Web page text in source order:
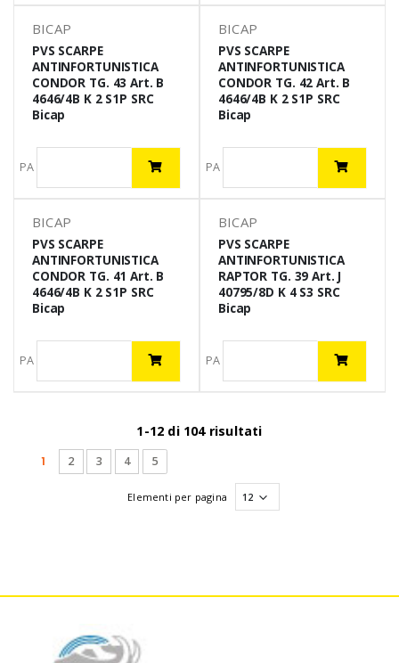
BICAP
PVS SCARPE
ANTINFORTUNISTICA
CONDOR TG. 43 Art. B
4646/4B K 2 S1P SRC
Bicap
PA
BICAP
PVS SCARPE
ANTINFORTUNISTICA
CONDOR TG. 42 Art. B
4646/4B K 2 S1P SRC
Bicap
PA
BICAP
PVS SCARPE
ANTINFORTUNISTICA
CONDOR TG. 41 Art. B
4646/4B K 2 S1P SRC
Bicap
PA
BICAP
PVS SCARPE
ANTINFORTUNISTICA
RAPTOR TG. 39 Art. J
40795/8D K 4 S3 SRC
Bicap
PA
1-12 di 104 risultati
1 (current)
2 3 4 5
Elementi per pagina